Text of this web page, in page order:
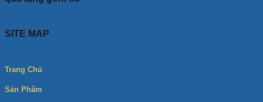
SITE MAP
Trang Chủ
Sản Phẩm